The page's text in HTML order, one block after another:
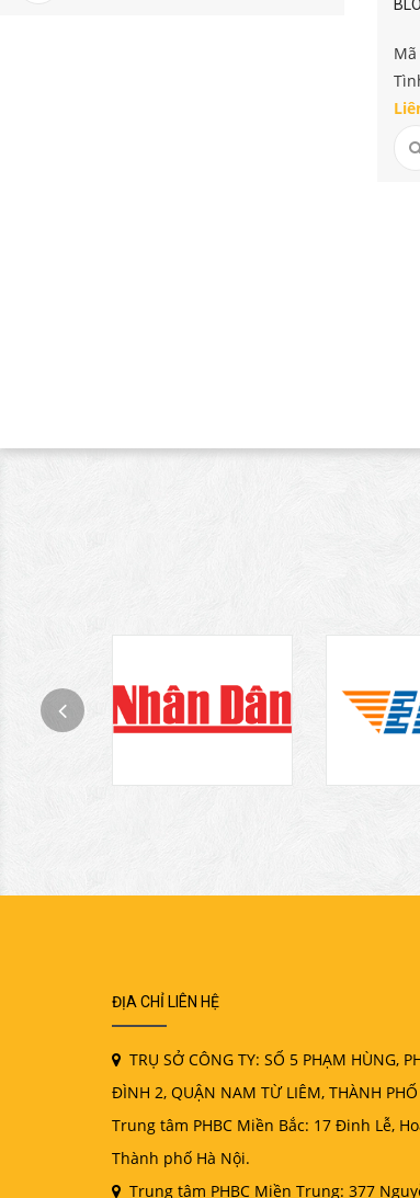
ĐỊA CHỈ LIÊN HỆ
TRỤ SỞ CÔNG TY: SỐ 5 PHẠM HÙNG,
ĐÌNH 2, QUẬN NAM TỪ LIÊM, THÀNH
Trung tâm PHBC Miền Bắc: 17 Đinh Lễ,
Thành phố Hà Nội.
Trung tâm PHBC Miền Trung: 377